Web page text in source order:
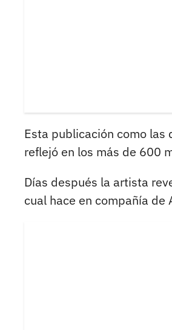
Esta publicación como las
reflejó en los más de 600
Días después la artista
cual hace en compañía de